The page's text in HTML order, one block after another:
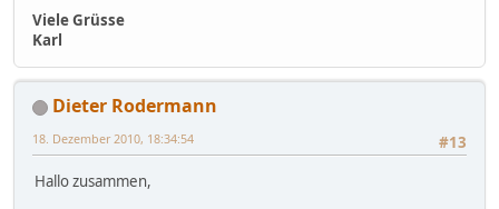
Viele Grüsse
Karl
Dieter Rodermann
#13
18. Dezember 2010, 18:34:54
Hallo zusammen,